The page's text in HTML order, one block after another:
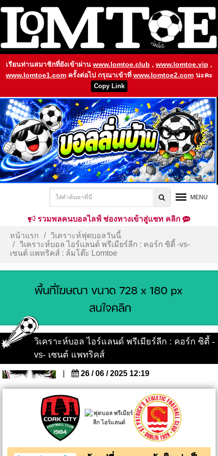
เรียนท่านสมาชิกที่ยังเข้าผ่าน www.lomtoe.club , www.lomtoe.vip ,
www.lomtoe1.com ครั้งต่อไป กรุณาเข้าที่ www.lomtoe2.comนะคะ
Copy Link
MENU
รวมพลคนบอลไลฟ์ ช่องทางเข้าสู่แชท คลิก
หน้าแรก
วิเคราะห์ฟุตบอลวันนี้
วิเคราะห์บอล ไอร์แลนด์ พรีเมียร์ลีก : คอร์ก ซิตี้ -vs-
เซนต์ แพทริคส์ : ล้มโต๊ะ Lomtoe
วิเคราะห์บอล ไอร์แลนด์ พรีเมียร์ลีก : คอร์ก ซิตี้ -
vs- เซนต์ แพทริคส์
26 / 06 / 2025 12:19